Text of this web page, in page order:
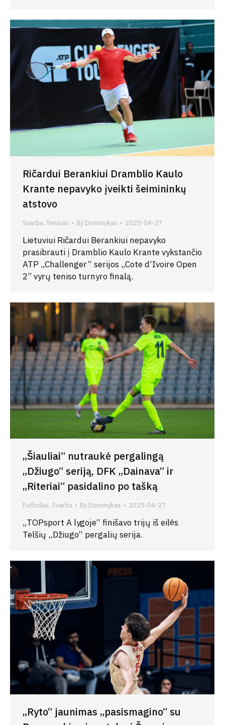
Ričardui Berankiui Dramblio Kaulo
Krante nepavyko įveikti šeimininkų
atstovo
Svarbu, Tenisas By Dominykas 2025-04-27
Lietuviui Ričardui Berankiui nepavyko
prasibrauti į Dramblio Kaulo Krante vykstančio
ATP „Challenger“ serijos „Cote d‘Ivoire Open
2” vyrų teniso turnyro finalą.
„Šiauliai“ nutraukė pergalingą
„Džiugo“ seriją, DFK „Dainava“ ir
„Riteriai“ pasidalino po tašką
Futbolas, Svarbu By Dominykas 2025-04-27
„TOPsport A lygoje“ finišavo trijų iš eilės
Telšių „Džiugo“ pergalių serija.
„Ryto“ jaunimas „pasismagino“ su